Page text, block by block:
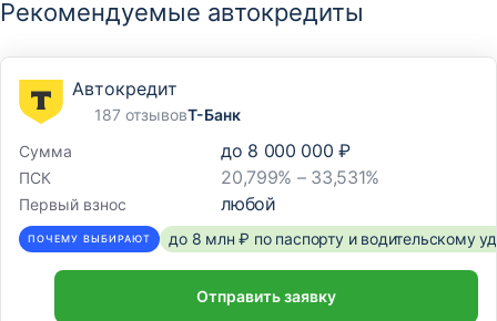
Рекомендуемые автокредиты
Автокредит
187 отзывовТ-Банк
Сумма
до 8 000 000 ₽
ПСК 20,799% – 33,531%
Первый взнос любой
ПОЧЕМУ ВЫБИРАЮТ до 8 млн ₽ по паспорту и водительскому
Отправить заявку